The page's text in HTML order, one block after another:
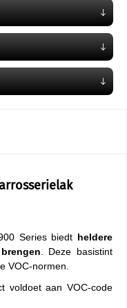
Series biedt heldere
. Deze basistint
VOC-normen.
voldoet aan VOC-code